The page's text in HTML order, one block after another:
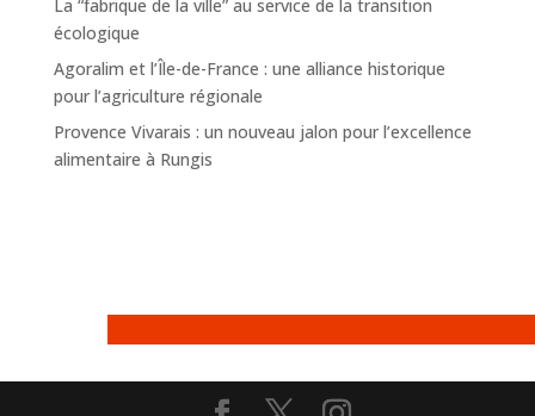
La “fabrique de la ville” au service de la transition
écologique
Agoralim et l’Île-de-France : une alliance historique
pour l’agriculture régionale
Provence Vivarais : un nouveau jalon pour l’excellence
alimentaire à Rungis